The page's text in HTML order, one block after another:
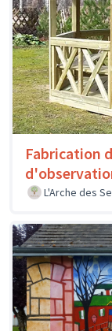
Fabrication
L'Arche des